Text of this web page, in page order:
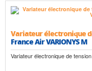
Variateur électronique
France Air VARIONYS M
Variateur électronique de